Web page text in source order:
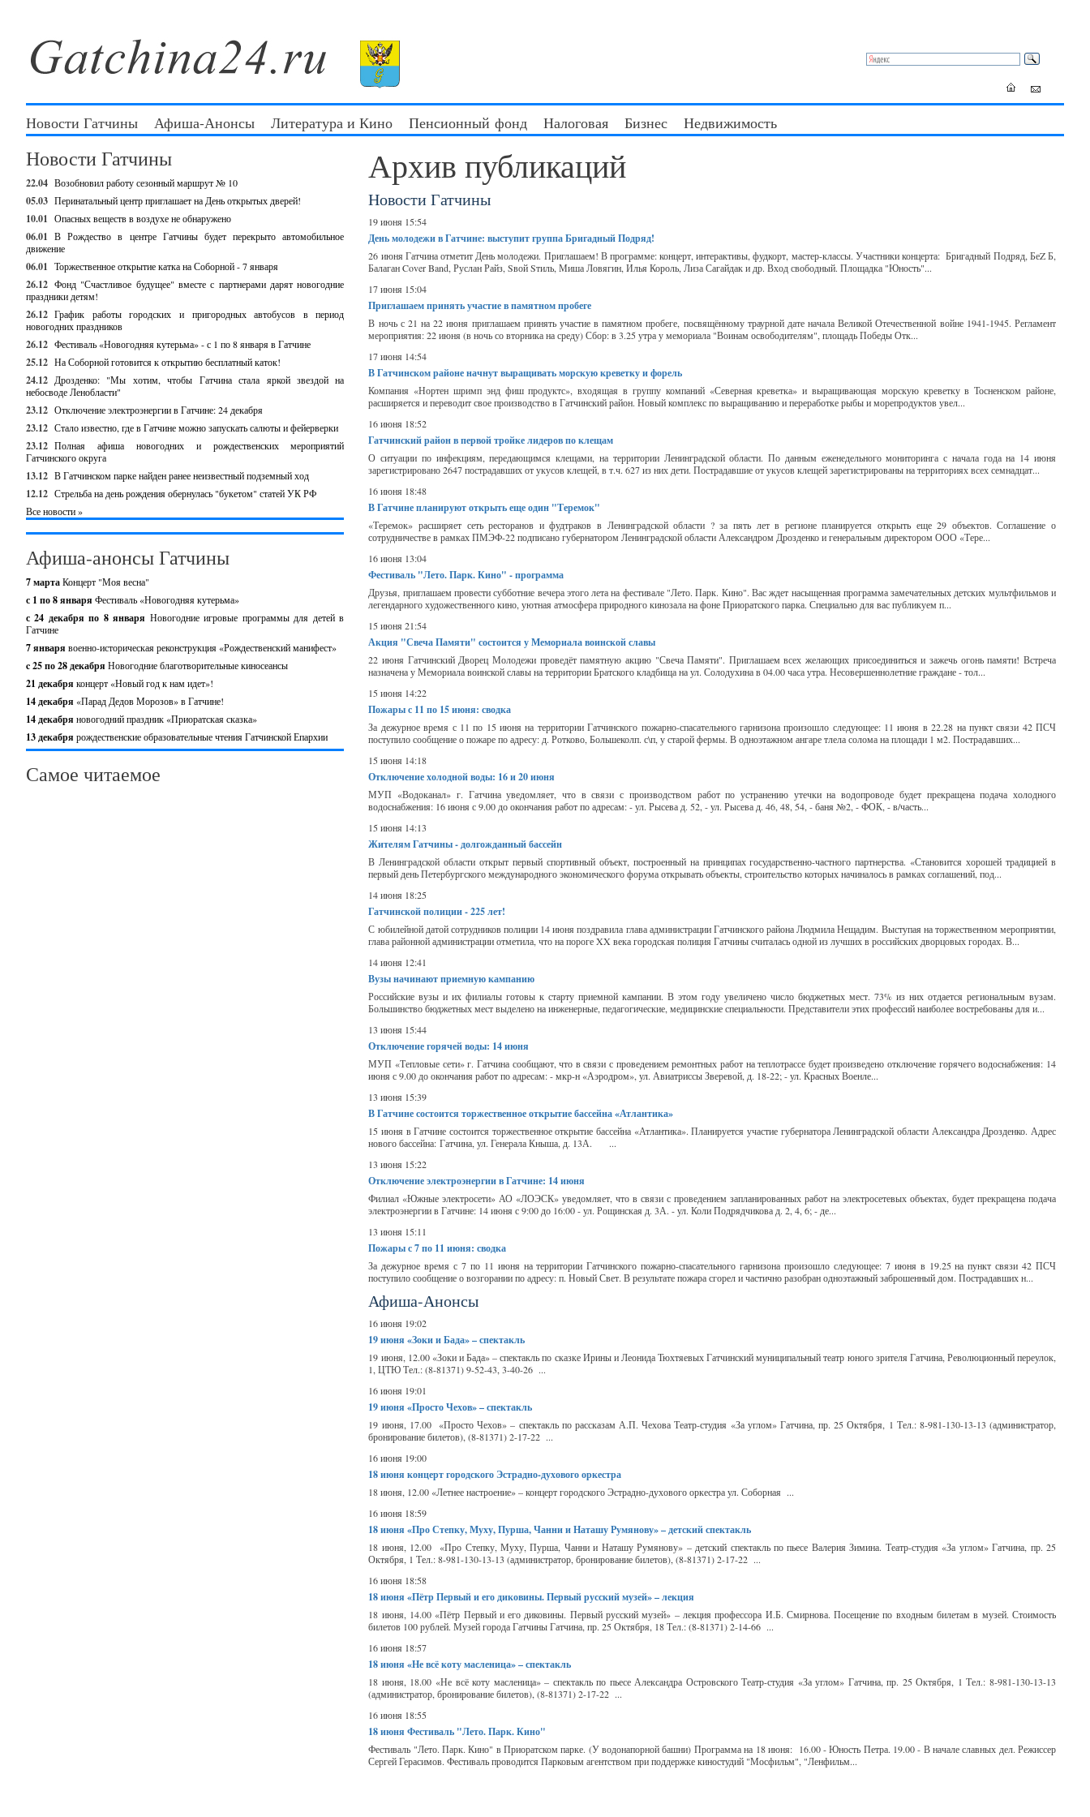
Новости Гатчины Афиша-Анонсы Литература и Кино Пенсионный фонд Налоговая Бизнес Недвижимость
Новости Гатчины
22.04 Возобновил работу сезонный маршрут № 10
05.03 Перинатальный центр приглашает на День открытых дверей!
10.01 Опасных веществ в воздухе не обнаружено
06.01 В Рождество в центре Гатчины будет перекрыто автомобильное
движение
06.01 Торжественное открытие катка на Соборной - 7 января
26.12 Фонд "Счастливое будущее" вместе с партнерами дарят новогодние
праздники детям!
26.12 График работы городских и пригородных автобусов в период
новогодних праздников
26.12 Фестиваль «Новогодняя кутерьма» - с 1 по 8 января в Гатчине
25.12 На Соборной готовится к открытию бесплатный каток!
24.12 Дрозденко: "Мы хотим, чтобы Гатчина стала яркой звездой на
небосводе Ленобласти"
23.12 Отключение электроэнергии в Гатчине: 24 декабря
23.12 Стало известно, где в Гатчине можно запускать салюты и фейерверки
23.12 Полная афиша новогодних и рождественских мероприятий
Гатчинского округа
13.12 В Гатчинском парке найден ранее неизвестный подземный ход
12.12 Стрельба на день рождения обернулась "букетом" статей УК РФ
Все новости »
Афиша-анонсы Гатчины
7 мартаКонцерт "Моя весна"
с 1 по 8 января Фестиваль «Новогодняя кутерьма»
с 24 декабря по 8 января Новогодние игровые программы для детей в
Гатчине
7 января военно-историческая реконструкция «Рождественский манифест»
c 25 по 28 декабря Новогодние благотворительные киносеансы
21 декабря концерт «Новый год к нам идет»!
14 декабря «Парад Дедов Морозов» в Гатчине!
14 декабря новогодний праздник «Приоратская сказка»
13 декабря рождественские образовательные чтения Гатчинской Епархии
Самое читаемое
Архив публикаций
Новости Гатчины
19 июня 15:54
День молодежи в Гатчине: выступит группа Бригадный Подряд!
26 июня Гатчина отметит День молодежи. Приглашаем! В программе: концерт, интерактивы, фудкорт, мастер-классы. Участники концерта: Бригадный Подряд, БеZ Б,
Балаган Cover Band, Руслан Райз, Sвой Sтиль, Миша Ловягин, Илья Король, Лиза Сагайдак и др. Вход свободный. Площадка "Юность"...
17 июня 15:04
Приглашаем принять участие в памятном пробеге
В ночь с 21 на 22 июня приглашаем принять участие в памятном пробеге, посвящённому траурной дате начала Великой Отечественной войне 1941-1945. Регламент
мероприятия: 22 июня (в ночь со вторника на среду) Сбор: в 3.25 утра у мемориала "Воинам освободителям", площадь Победы Отк...
17 июня 14:54
В Гатчинском районе начнут выращивать морскую креветку и форель
Компания «Нортен шримп энд фиш продуктс», входящая в группу компаний «Северная креветка» и выращивающая морскую креветку в Тосненском районе,
расширяется и переводит свое производство в Гатчинский район. Новый комплекс по выращиванию и переработке рыбы и морепродуктов увел...
16 июня 18:52
Гатчинский район в первой тройке лидеров по клещам
О ситуации по инфекциям, передающимся клещами, на территории Ленинградской области. По данным еженедельного мониторинга с начала года на 14 июня
зарегистрировано 2647 пострадавших от укусов клещей, в т.ч. 627 из них дети. Пострадавшие от укусов клещей зарегистрированы на территориях всех семнадцат...
16 июня 18:48
В Гатчине планируют открыть еще один "Теремок"
«Теремок» расширяет сеть ресторанов и фудтраков в Ленинградской области ? за пять лет в регионе планируется открыть еще 29 объектов. Соглашение о
сотрудничестве в рамках ПМЭФ-22 подписано губернатором Ленинградской области Александром Дрозденко и генеральным директором ООО «Тере...
16 июня 13:04
Фестиваль "Лето. Парк. Кино" - программа
Друзья, приглашаем провести субботние вечера этого лета на фестивале "Лето. Парк. Кино". Вас ждет насыщенная программа замечательных детских мультфильмов и
легендарного художественного кино, уютная атмосфера природного кинозала на фоне Приоратского парка. Специально для вас публикуем п...
15 июня 21:54
Акция "Свеча Памяти" состоится у Мемориала воинской славы
22 июня Гатчинский Дворец Молодежи проведёт памятную акцию "Свеча Памяти". Приглашаем всех желающих присоединиться и зажечь огонь памяти! Встреча
назначена у Мемориала воинской славы на территории Братского кладбища на ул. Солодухина в 04.00 часа утра. Несовершеннолетние граждане - тол...
15 июня 14:22
Пожары с 11 по 15 июня: сводка
За дежурное время с 11 по 15 июня на территории Гатчинского пожарно-спасательного гарнизона произошло следующее: 11 июня в 22.28 на пункт связи 42 ПСЧ
поступило сообщение о пожаре по адресу: д. Ротково, Большеколп. с\п, у старой фермы. В одноэтажном ангаре тлела солома на площади 1 м2. Пострадавших...
15 июня 14:18
Отключение холодной воды: 16 и 20 июня
МУП «Водоканал» г. Гатчина уведомляет, что в связи с производством работ по устранению утечки на водопроводе будет прекращена подача холодного
водоснабжения: 16 июня с 9.00 до окончания работ по адресам: - ул. Рысева д. 52, - ул. Рысева д. 46, 48, 54, - баня №2, - ФОК, - в/часть...
15 июня 14:13
Жителям Гатчины - долгожданный бассейн
В Ленинградской области открыт первый спортивный объект, построенный на принципах государственно-частного партнерства. «Становится хорошей традицией в
первый день Петербургского международного экономического форума открывать объекты, строительство которых начиналось в рамках соглашений, под...
14 июня 18:25
Гатчинской полиции - 225 лет!
С юбилейной датой сотрудников полиции 14 июня поздравила глава администрации Гатчинского района Людмила Нещадим. Выступая на торжественном мероприятии,
глава районной администрации отметила, что на пороге XX века городская полиция Гатчины считалась одной из лучших в российских дворцовых городах. В...
14 июня 12:41
Вузы начинают приемную кампанию
Российские вузы и их филиалы готовы к старту приемной кампании. В этом году увеличено число бюджетных мест. 73% из них отдается региональным вузам.
Большинство бюджетных мест выделено на инженерные, педагогические, медицинские специальности. Представители этих профессий наиболее востребованы для и...
13 июня 15:44
Отключение горячей воды: 14 июня
МУП «Тепловые сети» г. Гатчина сообщают, что в связи с проведением ремонтных работ на теплотрассе будет произведено отключение горячего водоснабжения: 14
июня с 9.00 до окончания работ по адресам: - мкр-н «Аэродром», ул. Авиатриссы Зверевой, д. 18-22; - ул. Красных Военле...
13 июня 15:39
В Гатчине состоится торжественное открытие бассейна «Атлантика»
15 июня в Гатчине состоится торжественное открытие бассейна «Атлантика». Планируется участие губернатора Ленинградской области Александра Дрозденко. Адрес
нового бассейна: Гатчина, ул. Генерала Кныша, д. 13А. ...
13 июня 15:22
Отключение электроэнергии в Гатчине: 14 июня
Филиал «Южные электросети» АО «ЛОЭСК» уведомляет, что в связи с проведением запланированных работ на электросетевых объектах, будет прекращена подача
электроэнергии в Гатчине: 14 июня с 9:00 до 16:00 - ул. Рощинская д. 3А. - ул. Коли Подрядчикова д. 2, 4, 6; - де...
13 июня 15:11
Пожары с 7 по 11 июня: сводка
За дежурное время с 7 по 11 июня на территории Гатчинского пожарно-спасательного гарнизона произошло следующее: 7 июня в 19.25 на пункт связи 42 ПСЧ
поступило сообщение о возгорании по адресу: п. Новый Свет. В результате пожара сгорел и частично разобран одноэтажный заброшенный дом. Пострадавших н...
Афиша-Анонсы
16 июня 19:02
19 июня«Зоки и Бада» – спектакль
19 июня, 12.00 «Зоки и Бада» – спектакль по сказке Ирины и Леонида Тюхтяевых Гатчинский муниципальный театр юного зрителя Гатчина, Революционный переулок,
1, ЦТЮ Тел.: (8-81371) 9-52-43, 3-40-26 ...
16 июня 19:01
19 июня«Просто Чехов» – спектакль
19 июня, 17.00 «Просто Чехов» – спектакль по рассказам А.П. Чехова Театр-студия «За углом» Гатчина, пр. 25 Октября, 1 Тел.: 8-981-130-13-13 (администратор,
бронирование билетов), (8-81371) 2-17-22 ...
16 июня 19:00
18 июняконцерт городского Эстрадно-духового оркестра
18 июня, 12.00 «Летнее настроение» – концерт городского Эстрадно-духового оркестра ул. Соборная ...
16 июня 18:59
18 июня«Про Степку, Муху, Пурша, Чанни и Наташу Румянову» – детский спектакль
18 июня, 12.00 «Про Степку, Муху, Пурша, Чанни и Наташу Румянову» – детский спектакль по пьесе Валерия Зимина. Театр-студия «За углом» Гатчина, пр. 25
Октября, 1 Тел.: 8-981-130-13-13 (администратор, бронирование билетов), (8-81371) 2-17-22 ...
16 июня 18:58
18 июня«Пётр Первый и его диковины. Первый русский музей» – лекция
18 июня, 14.00 «Пётр Первый и его диковины. Первый русский музей» – лекция профессора И.Б. Смирнова. Посещение по входным билетам в музей. Стоимость
билетов 100 рублей. Музей города Гатчины Гатчина, пр. 25 Октября, 18 Тел.: (8-81371) 2-14-66 ...
16 июня 18:57
18 июня«Не всё коту масленица» – спектакль
18 июня, 18.00 «Не всё коту масленица» – спектакль по пьесе Александра Островского Театр-студия «За углом» Гатчина, пр. 25 Октября, 1 Тел.: 8-981-130-13-13
(администратор, бронирование билетов), (8-81371) 2-17-22 ...
16 июня 18:55
18 июняФестиваль "Лето. Парк. Кино"
Фестиваль "Лето. Парк. Кино" в Приоратском парке. (У водонапорной башни) Программа на 18 июня: 16.00 - Юность Петра. 19.00 - В начале славных дел. Режиссер
Сергей Герасимов. Фестиваль проводится Парковым агентством при поддержке киностудий "Мосфильм", "Ленфильм...